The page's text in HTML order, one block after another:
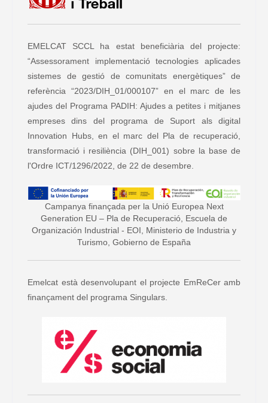
EMELCAT SCCL ha estat beneficiària del projecte:
“Assessorament implementació tecnologies aplicades
sistemes de gestió de comunitats energètiques” de
referència “2023/DIH_01/000107” en el marc de les
ajudes del Programa PADIH: Ajudes a petites i mitjanes
empreses dins del programa de Suport als digital
Innovation Hubs, en el marc del Pla de recuperació,
transformació i resiliència (DIH_001) sobre la base de
l'Ordre ICT/1296/2022, de 22 de desembre.
Campanya finançada per la Unió Europea Next
Generation EU – Pla de Recuperació, Escuela de
Organización Industrial - EOI, Ministerio de Industria y
Turismo, Gobierno de España
Emelcat està desenvolupant el projecte EmReCer amb
finançament del programa Singulars.